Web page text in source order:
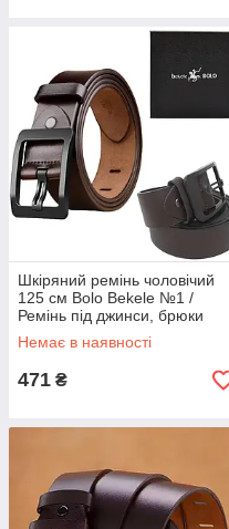
Шкіряний ремінь чоловічий
125 см Bolo Bekele №1 /
Ремінь під джинси, брюки
Чорний
Немає в наявності
471 ₴